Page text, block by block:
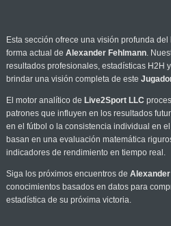
Esta sección ofrece una visión profunda
forma actual de Alexander Fehlmann.
resultados profesionales, estadísticas H2H
brindar una visión completa de este
El motor analítico de Live2Sport LLC
patrones que influyen en los resultados
en el fútbol o la consistencia individual en
basan en una evaluación matemática
indicadores de rendimiento en tiempo real.
Siga los próximos encuentros de
conocimientos basados en datos para
estadística de su próxima victoria.